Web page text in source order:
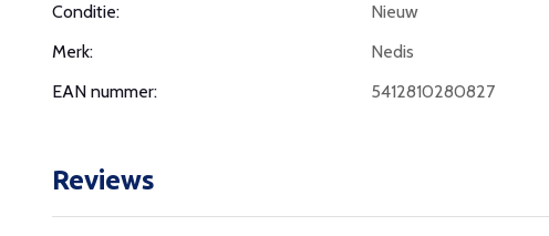
Conditie:
Nieuw
Merk:
Nedis
EAN nummer:
5412810280827
Reviews